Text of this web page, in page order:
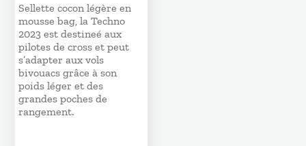
Sellette cocon légère en
mousse bag, la Techno
2023 est destineé aux
pilotes de cross et peut
s’adapter aux vols
bivouacs grâce à son
poids léger et des
grandes poches de
rangement.